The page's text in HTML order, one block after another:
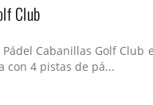
Club
Cabanillas Golf Club
con 4 pistas de pá...